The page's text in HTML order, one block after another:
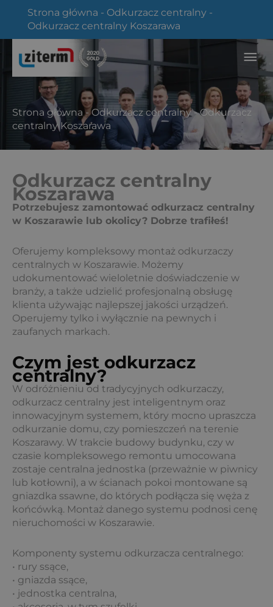
Strona główna - Odkurzacz centralny -
Odkurzacz centralny Koszarawa
Przejdź
Strona główna -Odkurzacz centralny-Odkurzacz
centralny Koszarawa
Odkurzacz centralny
Koszarawa
Potrzebujesz zamontować odkurzacz centralny
w Koszarawie lub okolicy? Dobrze trafiłeś!
Oferujemy kompleksowy montaż odkurzaczy
centralnych w Koszarawie. Możemy
udokumentować wieloletnie doświadczenie w
branży, a także udzielić profesjonalną obsługę
klienta używając najlepszej jakości urządzeń.
Operujemy tylko i wyłącznie na pewnych i
zaufanych markach.
Czym jest odkurzacz
centralny?
W odróżnieniu od tradycyjnych odkurzaczy,
odkurzacz centralny jest inteligentnym oraz
innowacyjnym systemem, który mocno upraszcza
odkurzanie domu, czy pomieszczeń na terenie
Koszarawy. W trakcie budowy budynku, czy w
czasie kompleksowego remontu umocowana
zostaje centralna jednostka (przeważnie w piwnicy
lub kotłowni), a w ścianach pokoi montowane są
gniazdka ssawne, do których podłącza się węża z
końcówką. Montaż danego systemu podnosi cenę
nieruchomości w Koszarawie.
Komponenty systemu odkurzacza centralnego:
• rury ssące,
• gniazda ssące,
• jednostka centralna,